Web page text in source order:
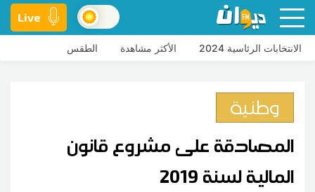
Live
الانتخابات الرئاسية 2024 الأكثر مشاهدة الطقس
وطنية
المصادقة على مشروع قانون
المالية لسنة 2019